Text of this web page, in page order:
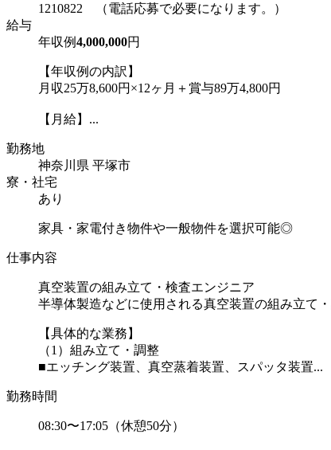
1210822 （電話応募で必要になります。）
給与
年収例4,000,000円
【年収例の内訳】
月収25万8,600円×12ヶ月＋賞与89万4,800円
【月給】...
勤務地
神奈川県 平塚市
寮・社宅
あり
家具・家電付き物件や一般物件を選択可能◎
仕事内容
真空装置の組み立て・検査エンジニア
半導体製造などに使用される真空装置の組み立て
【具体的な業務】
（1）組み立て・調整
■エッチング装置、真空蒸着装置、スパッタ装置...
勤務時間
08:30〜17:05（休憩50分）